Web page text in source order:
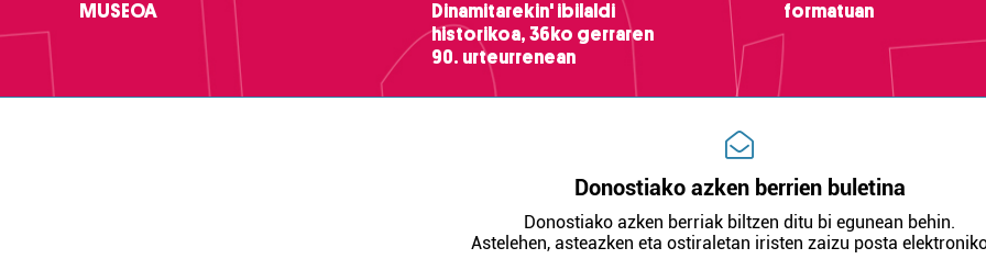
MUSEOA
Dinamitarekin' ibilaldi
historikoa, 36ko gerraren
90. urteurrenean
formatuan
Donostiako azken berrien buletina
Donostiako azken berriak biltzen ditu bi egunean behin.
Astelehen, asteazken eta ostiraletan iristen zaizu posta